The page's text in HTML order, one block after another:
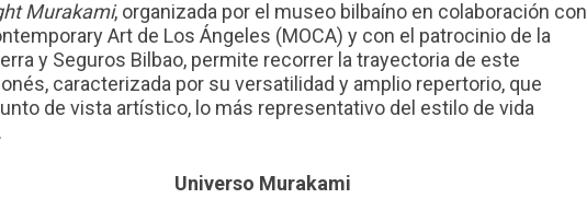
Murakami, organizada por el museo bilbaíno en colaboración con
Art de Los Ángeles (MOCA) y con el patrocinio de la
y Seguros Bilbao, permite recorrer la trayectoria de este
caracterizada por su versatilidad y amplio repertorio, que
de vista artístico, lo más representativo del estilo de vida
Universo Murakami